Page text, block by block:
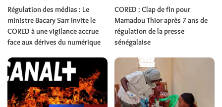
Régulation des médias : Le
ministre Bacary Sarr invite le
CORED à une vigilance accrue
face aux dérives du numérique
CORED : Clap de fin pour
Mamadou Thior après 7 ans de
régulation de la presse
sénégalaise